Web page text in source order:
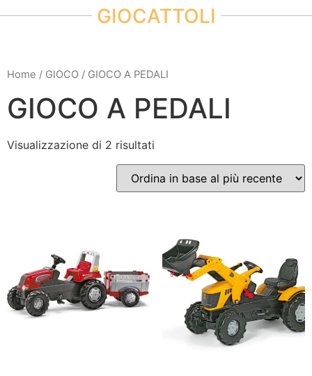
GIOCATTOLI
Home / GIOCO / GIOCO A PEDALI
GIOCO A PEDALI
Visualizzazione di 2 risultati